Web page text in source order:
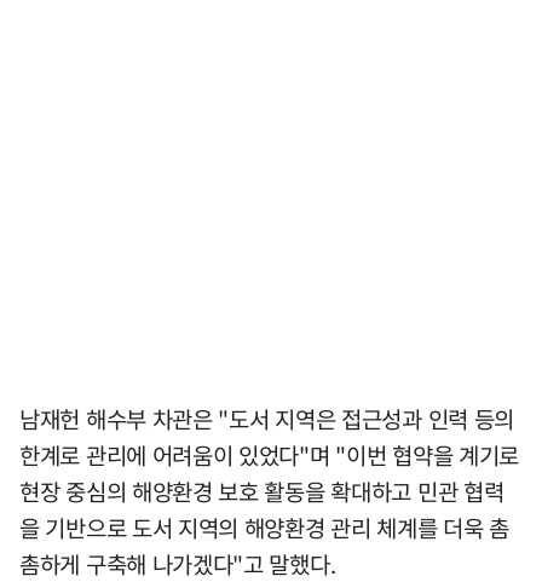
남재헌 해수부 차관은 "도서 지역은 접근성과 인력 등의
한계로 관리에 어려움이 있었다"며 "이번 협약을 계기로
현장 중심의 해양환경 보호 활동을 확대하고 민관 협력
을 기반으로 도서 지역의 해양환경 관리 체계를 더욱 촘
촘하게 구축해 나가겠다"고 말했다.